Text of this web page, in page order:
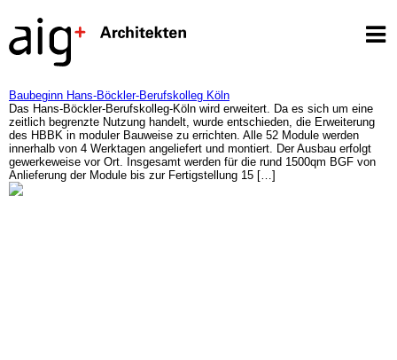
Baubeginn Hans-Böckler-Berufskolleg Köln
Das Hans-Böckler-Berufskolleg-Köln wird erweitert. Da es sich um eine
zeitlich begrenzte Nutzung handelt, wurde entschieden, die Erweiterung
des HBBK in moduler Bauweise zu errichten. Alle 52 Module werden
innerhalb von 4 Werktagen angeliefert und montiert. Der Ausbau erfolgt
gewerkeweise vor Ort. Insgesamt werden für die rund 1500qm BGF von
Anlieferung der Module bis zur Fertigstellung 15 […]